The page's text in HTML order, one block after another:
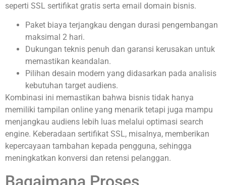
seperti SSL sertifikat gratis serta email domain bisnis.
Paket biaya terjangkau dengan durasi pengembangan
maksimal 2 hari.
Dukungan teknis penuh dan garansi kerusakan untuk
memastikan keandalan.
Pilihan desain modern yang didasarkan pada analisis
kebutuhan target audiens.
Kombinasi ini memastikan bahwa bisnis tidak hanya
memiliki tampilan online yang menarik tetapi juga mampu
menjangkau audiens lebih luas melalui optimasi search
engine. Keberadaan sertifikat SSL, misalnya, memberikan
kepercayaan tambahan kepada pengguna, sehingga
meningkatkan konversi dan retensi pelanggan.